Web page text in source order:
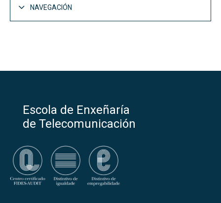
NAVEGACIÓN
Escola de Enxeñaría
de Telecomunicación